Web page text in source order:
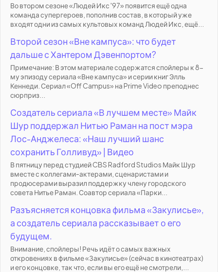
Во втором сезоне «Людей Икс '97» появится ещё одна
команда супергероев, пополнив состав, в который уже
входят одни из самых культовых команд Людей Икс, ещё...
Второй сезон «Вне кампуса»: что будет
дальше с Хантером Дэвенпортом?
Примечание: В этом материале содержатся спойлеры к 8-
му эпизоду сериала «Вне кампуса» и серии книг Элль
Кеннеди. Сериал «Off Campus» на Prime Video преподнес
сюрприз...
Создатель сериала «В лучшем месте» Майк
Шур поддержал Нитью Раман на пост мэра
Лос-Анджелеса: «Наш лучший шанс
сохранить Голливуд» | Видео
В пятницу перед студией CBS Radford Studios Майк Шур
вместе с коллегами-актерами, сценаристами и
продюсерами выразил поддержку члену городского
совета Нитье Раман. Соавтор сериала «Парки...
Разъясняется концовка фильма «Закулисье»,
а создатель сериала рассказывает о его
будущем.
Внимание, спойлеры! Речь идёт о самых важных
откровениях в фильме «Закулисье» (сейчас в кинотеатрах)
и его концовке, так что, если вы его ещё не смотрели,...